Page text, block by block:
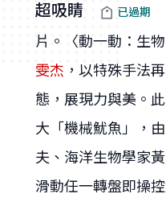
超吸睛
已過期
片。〈動一動：生
雯杰 ，以特殊手法
態，展現力與美。
大「機械魷魚」，
夫、海洋生物學家
滑動任一轉盤即操